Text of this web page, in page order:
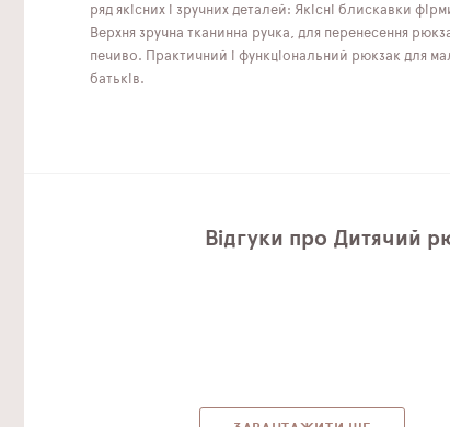
ряд якісних і зручних деталей: Якісні блискавки
Верхня зручна тканинна ручка, для перенесення
печиво. Практичний і функціональний рюкзак для
батьків.
Відгуки про Дитячий